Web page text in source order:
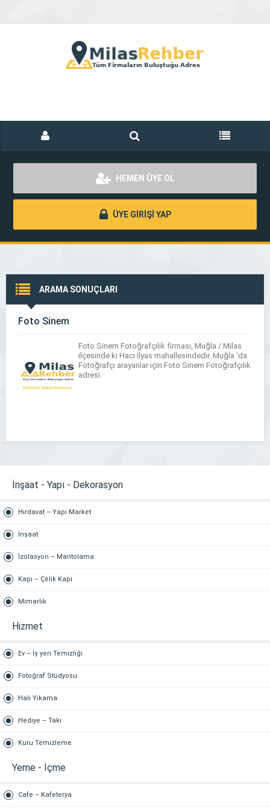
HEMEN ÜYE OL
ÜYE GİRİŞİ YAP
ARAMA SONUÇLARI
Foto Sinem
Foto Sinem Fotoğrafçılık firması, Muğla / Milas
ilçesinde ki Hacı İlyas mahallesindedir. Muğla ‘da
Fotoğrafçı arayanlar için Foto Sinem Fotoğrafçılık
adresi
İnşaat - Yapı - Dekorasyon
Hırdavat – Yapı Market
İnşaat
İzolasyon – Mantolama
Kapı – Çelik Kapı
Mimarlık
Hizmet
Ev – İş yeri Temizliği
Fotoğraf Stüdyosu
Halı Yıkama
Hediye – Takı
Kuru Temizleme
Yeme - İçme
Cafe – Kafeterya